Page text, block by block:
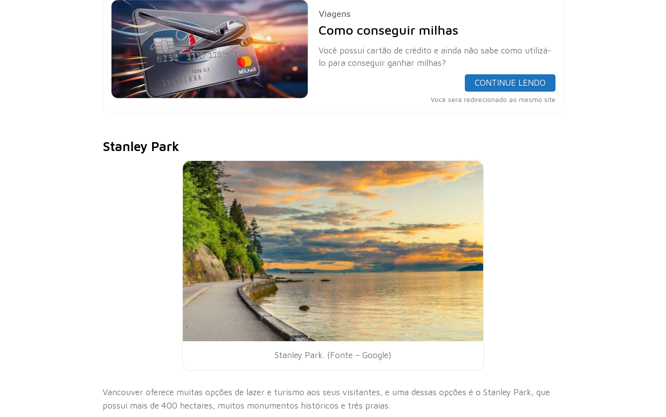
Viagens
Como conseguir milhas
Você possui cartão de crédito e ainda não sabe como utilizá-
lo para conseguir ganhar milhas?
CONTINUE LENDO
Você será redirecionado ao mesmo site
Stanley Park
Stanley Park. (Fonte – Google)
Vancouver oferece muitas opções de lazer e turismo aos seus visitantes, e uma dessas opções é o Stanley Park, que
possui mais de 400 hectares, muitos monumentos históricos e três praias.